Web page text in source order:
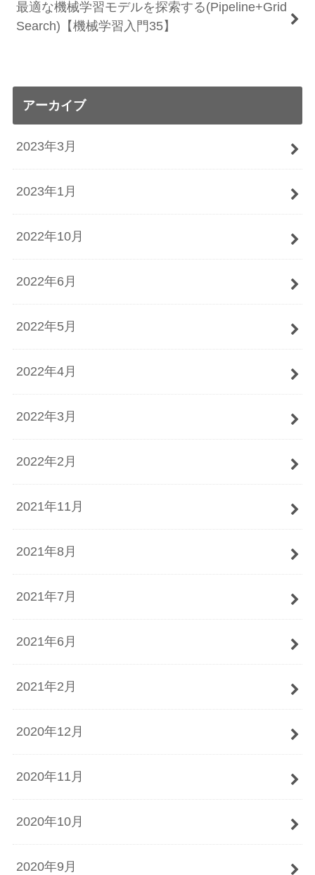
最適な機械学習モデルを探索する(Pipeline+Grid
Search)【機械学習入門35】
アーカイブ
2023年3月
2023年1月
2022年10月
2022年6月
2022年5月
2022年4月
2022年3月
2022年2月
2021年11月
2021年8月
2021年7月
2021年6月
2021年2月
2020年12月
2020年11月
2020年10月
2020年9月